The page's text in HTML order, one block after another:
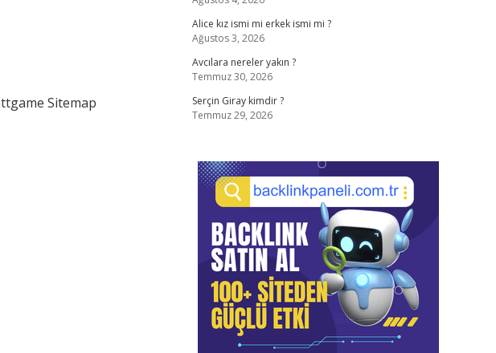
Sitemap
Alice kız ismi mi erkek ismi mi ?
Ağustos 3, 2026
Avcılara nereler yakın ?
Temmuz 30, 2026
Serçin Giray kimdir ?
Temmuz 29, 2026